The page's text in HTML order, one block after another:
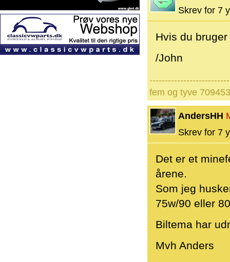
Skrev for 7
Hvis du
/John
fem og tyve 709453
AndersHH
Skrev for 7
Det er et
årene.
Som jeg
75w/90 eller
Biltema har
Mvh Anders